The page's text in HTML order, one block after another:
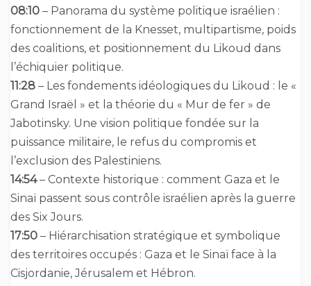
08:10 – Panorama du système politique israélien :
fonctionnement de la Knesset, multipartisme, poids
des coalitions, et positionnement du Likoud dans
l’échiquier politique.
11:28 – Les fondements idéologiques du Likoud : le «
Grand Israël » et la théorie du « Mur de fer » de
Jabotinsky. Une vision politique fondée sur la
puissance militaire, le refus du compromis et
l’exclusion des Palestiniens.
14:54– Contexte historique : comment Gaza et le
Sinaï passent sous contrôle israélien après la guerre
des Six Jours.
17:50 – Hiérarchisation stratégique et symbolique
des territoires occupés : Gaza et le Sinaï face à la
Cisjordanie, Jérusalem et Hébron.